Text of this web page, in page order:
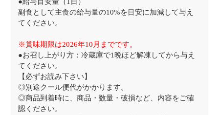
副食として主食の給与量の10%を目安に加減して与え
てください。
※賞味期限は2026年10月までです。
●お召し上がり方：冷蔵庫で1晩ほど解凍してから与え
てください。
【必ずお読み下さい】
◎別途クール便代がかかります。
◎商品到着時に、商品・数量・破損など、内容をご確
認ください。